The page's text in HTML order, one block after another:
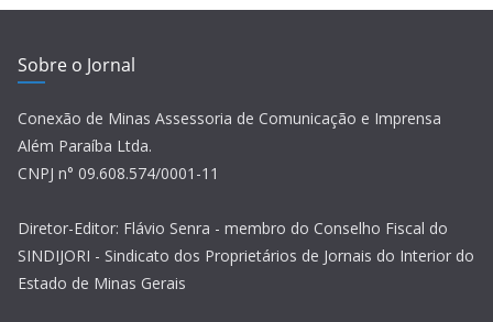
Sobre o Jornal
Conexão de Minas Assessoria de Comunicação e Imprensa
Além Paraíba Ltda.
CNPJ n° 09.608.574/0001-11
Diretor-Editor: Flávio Senra - membro do Conselho Fiscal do
SINDIJORI - Sindicato dos Proprietários de Jornais do Interior do
Estado de Minas Gerais